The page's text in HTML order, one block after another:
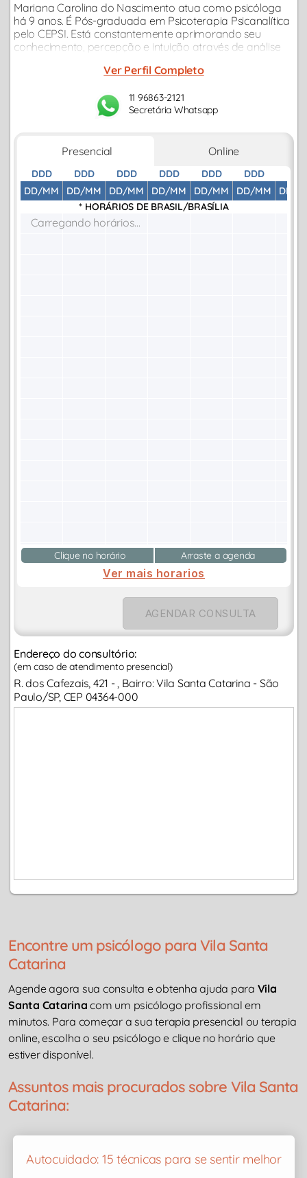
Mariana Carolina do Nascimento atua como psicóloga
há 9 anos. É Pós-graduada em Psicoterapia Psicanalítica
pelo CEPSI. Está constantemente aprimorando seu
conhecimento, percepção e intuição através de análise
Ver Perfil Completo
11 96863-2121
Secretária Whatsapp
Presencial Online
DDD
DD/MM
DDD
DD/MM
DDD
DD/MM
DDD
DD/MM
DDD
DD/MM
DDD
DD/MM
DD/
* HORÁRIOS DE BRASIL/BRASÍLIA
Carregando horários...
Clique no horário Arraste a agenda
Ver mais horarios
AGENDAR CONSULTA
Endereço do consultório:
(em caso de atendimento presencial)
R. dos Cafezais, 421 - , Bairro: Vila Santa Catarina - São
Paulo/SP, CEP 04364-000
Encontre um psicólogo para Vila Santa
Catarina
Agende agora sua consulta e obtenha ajuda para Vila
Santa Catarina com um psicólogo profissional em
minutos. Para começar a sua terapia presencial ou terapia
online, escolha o seu psicólogo e clique no horário que
estiver disponível.
Assuntos mais procurados sobre Vila Santa
Catarina:
Autocuidado: 15 técnicas para se sentir melhor